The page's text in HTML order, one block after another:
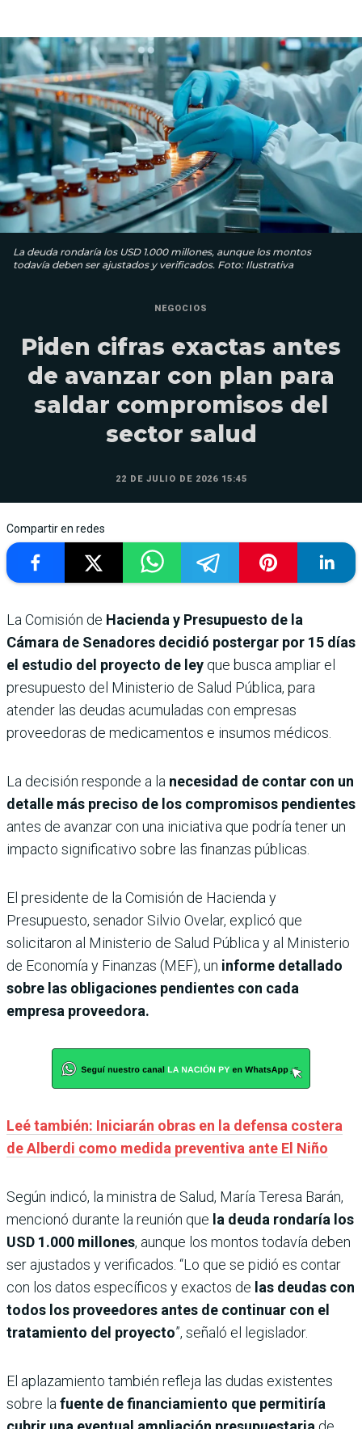
La deuda rondaría los USD 1.000 millones, aunque los montos
todavía deben ser ajustados y verificados. Foto: Ilustrativa
NEGOCIOS
Piden cifras exactas antes
de avanzar con plan para
saldar compromisos del
sector salud
22 DE JULIO DE 2026 15:45
Compartir en redes
La Comisión de Hacienda y Presupuesto de la
Cámara de Senadores decidió postergar por 15 días
el estudio del proyecto de ley que busca ampliar el
presupuesto del Ministerio de Salud Pública, para
atender las deudas acumuladas con empresas
proveedoras de medicamentos e insumos médicos.
La decisión responde a la necesidad de contar con un
detalle más preciso de los compromisos pendientes
antes de avanzar con una iniciativa que podría tener un
impacto significativo sobre las finanzas públicas.
El presidente de la Comisión de Hacienda y
Presupuesto, senador Silvio Ovelar, explicó que
solicitaron al Ministerio de Salud Pública y al Ministerio
de Economía y Finanzas (MEF), un informe detallado
sobre las obligaciones pendientes con cada
empresa proveedora.
Leé también: Iniciarán obras en la defensa costera
de Alberdi como medida preventiva ante El Niño
Según indicó, la ministra de Salud, María Teresa Barán,
mencionó durante la reunión que la deuda rondaría los
USD 1.000 millones, aunque los montos todavía deben
ser ajustados y verificados. “Lo que se pidió es contar
con los datos específicos y exactos de las deudas con
todos los proveedores antes de continuar con el
tratamiento del proyecto”, señaló el legislador.
El aplazamiento también refleja las dudas existentes
sobre lafuente de financiamiento que permitiría